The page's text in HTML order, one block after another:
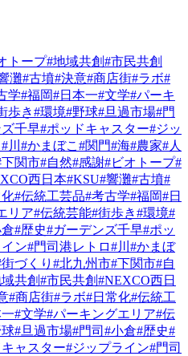
トープ#地域共創#市民共創
灘#古墳#決意#商店街#ラボ#
学#福岡#日本一#文学#パーキ
歩き#環境#野球#旦過市場#門
千早#ポッドキャスター#ジッ
#川 #かまぼこ #関門#海#農家#人
下関市#自然#感謝#ビオトープ#
西日本#KSU#響灘#古墳#
#伝統工芸品#考古学#福岡#日
リア#伝統芸能#街歩き#環境#
#歴史#ガーデンズ千早#ポッ
ン#門司港レトロ#川 #かまぼ
づくり #北九州市#下関市#自
共創#市民共創#NEXCO西日
#商店街#ラボ#日常化#伝統工
#文学#パーキングエリア#伝
#旦過市場#門司 #小倉#歴史#
ャスター#ジップライン#門司